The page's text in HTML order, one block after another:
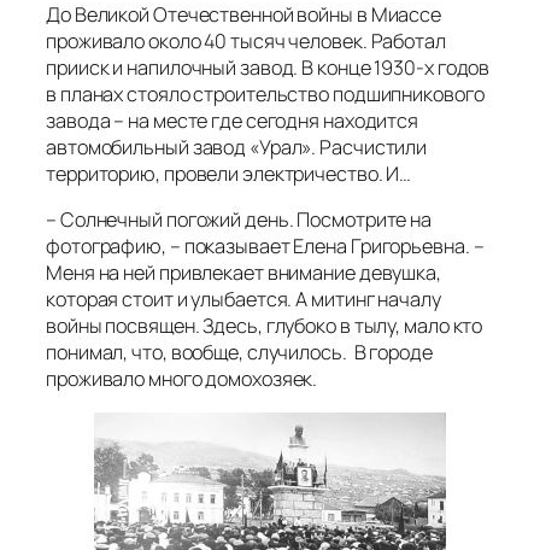
До Великой Отечественной войны в Миассе
проживало около 40 тысяч человек. Работал
прииск и напилочный завод. В конце 1930-х годов
в планах стояло строительство подшипникового
завода – на месте где сегодня находится
автомобильный завод «Урал». Расчистили
территорию, провели электричество. И…
– Солнечный погожий день. Посмотрите на
фотографию, – показывает Елена Григорьевна. –
Меня на ней привлекает внимание девушка,
которая стоит и улыбается. А митинг началу
войны посвящен. Здесь, глубоко в тылу, мало кто
понимал, что, вообще, случилось. В городе
проживало много домохозяек.